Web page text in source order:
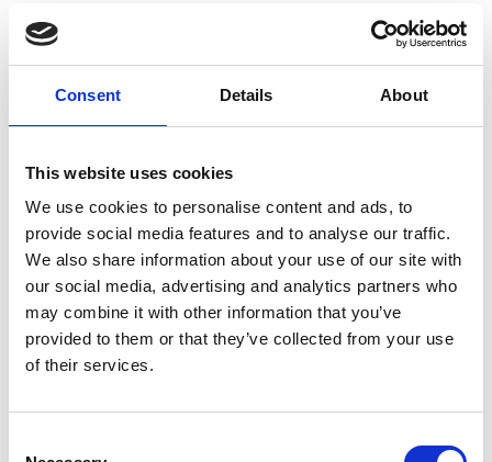
Consent Details About
This website uses cookies
We use cookies to personalise content and ads, to
provide social media features and to analyse our traffic.
We also share information about your use of our site with
our social media, advertising and analytics partners who
may combine it with other information that you’ve
provided to them or that they’ve collected from your use
of their services.
Was steht drin?
Immer mehr Unternehmen greifen auf
Rückwärtsauktionen zurück, um ihre
praktische „
Rückwärtsauktionen“ deckt alles ab, was
Sie benötigen, um diese smarte Methode in
Ihre Beschaffungsstrategie zu integrieren.
Erfahren Sie:
Welche Vorteile eine Rückwärtsauktion bietet.